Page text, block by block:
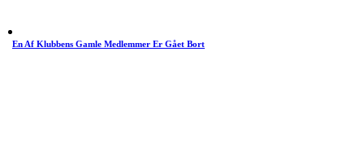
En Af Klubbens Gamle Medlemmer Er Gået Bort